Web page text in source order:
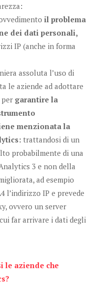
il problema
dei dati personali,
IP (anche in forma
assoluta l’uso di
le aziende ad adottare
garantire la
menzionata la
trattandosi di un
probabilmente di una
3 e non della
ad esempio
l’indirizzo IP e prevede
ovvero un server
far arrivare i dati degli
le aziende che